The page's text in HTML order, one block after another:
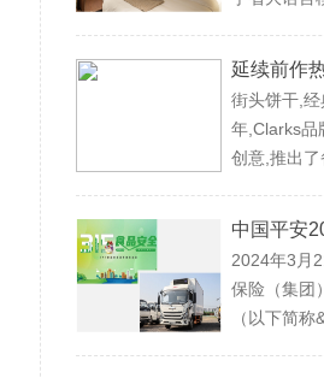
延续前作
夏最爱街
推出SS24
族
街头饼干,
年,Clarks品
创意,推出了
中国平安
母营运利
元 现金分
持增长 寿
势 新业务
2024年3月
保险（集团
（以下简称